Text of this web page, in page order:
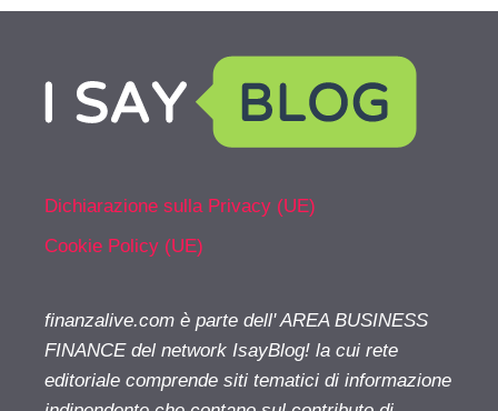
Dichiarazione sulla Privacy (UE)
Cookie Policy (UE)
finanzalive.com è parte dell' AREA BUSINESS
FINANCE del network IsayBlog! la cui rete
editoriale comprende siti tematici di informazione